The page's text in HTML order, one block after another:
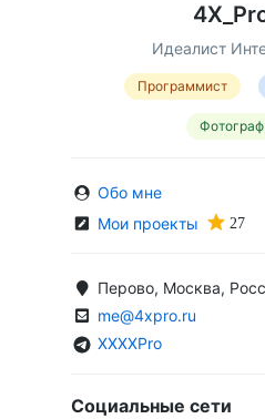
Идеалист
Программист
Фотограф
Обо мне
Мои проекты
Перово, Москва,
me@4xpro.ru
XXXXPro
Социальные сети